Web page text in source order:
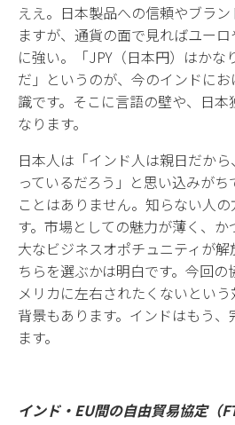
ええ。日本製品への信頼やブラ
ますが、通貨の面で見ればユー
に強い。「JPY（日本円）はかな
だ」というのが、今のインドに
識です。そこに言語の壁や、日
なります。
日本人は「インド人は親日だか
っているだろう」と思い込みが
ことはありません。知らない人
す。市場としての魅力が薄く、
大なビジネスオポチュニティが
ちらを選ぶかは明白です。今回
メリカに左右されたくないとい
背景もあります。インドはもう
ます。
インド・EU間の自由貿易協定（